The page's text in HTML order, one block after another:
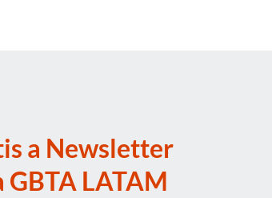
a Newsletter
GBTA LATAM